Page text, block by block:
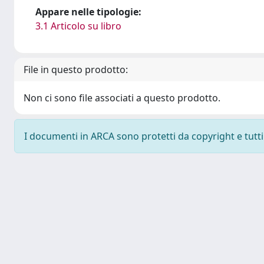
Appare nelle tipologie:
3.1 Articolo su libro
File in questo prodotto:
Non ci sono file associati a questo prodotto.
I documenti in ARCA sono protetti da copyright e